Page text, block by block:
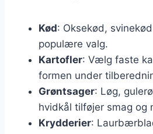
Kød: Oksekød,
populære valg.
Kartofler: Vælg faste
formen under
Grøntsager: Løg,
hvidkål tilføjer smag og
Krydderier: